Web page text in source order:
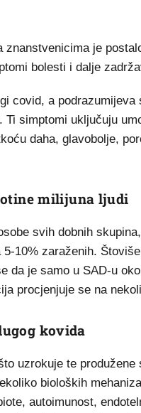
znanstvenicima je
bolesti i dalje
covid, a
Ti simptomi uključuju
daha, glavobolje,
milijuna ljudi
svih dobnih
10% zaraženih.
da je samo u SAD-u
procjenjuje se na
kovida
uzrokuje te
bioloških
autoimunost,